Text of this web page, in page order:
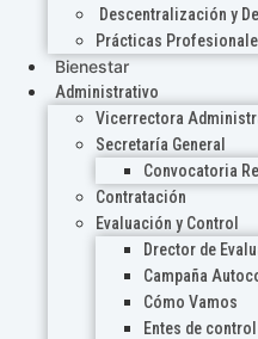
Descentralización y
Prácticas
Bienestar
Administrativo
Vicerrectora
Secretaría General
Convocatoria
Contratación
Evaluación y Control
Drector de
Campaña
Cómo Vamos
Entes de control